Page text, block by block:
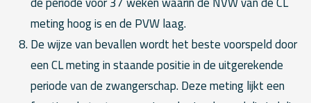
meting hoog is en de PVW laag.
De wijze van bevallen wordt het beste voorspeld door
een CL meting in staande positie in de uitgerekende
periode van de zwangerschap. Deze meting lijkt een